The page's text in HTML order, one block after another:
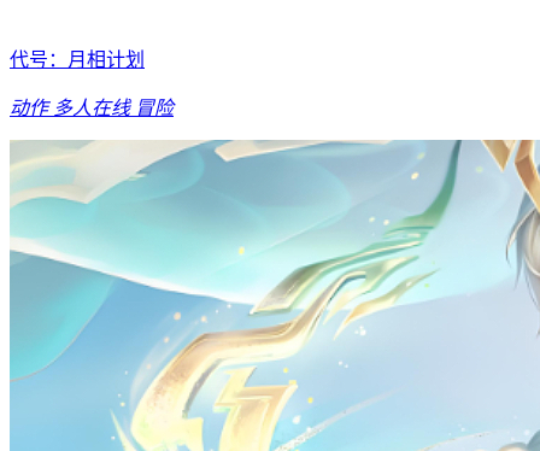
代号：月相计划
动作 多人在线 冒险